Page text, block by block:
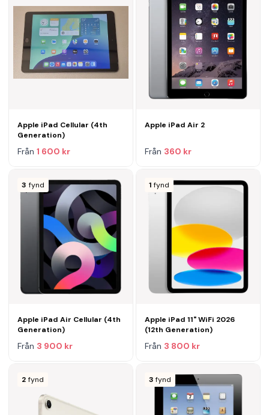
Apple iPad Cellular (4th
Generation)
Från 1 600 kr
Apple iPad Air 2
Från 360 kr
3 fynd
Apple iPad Air Cellular (4th
Generation)
Från 3 900 kr
1 fynd
Apple iPad 11" WiFi 2026
(12th Generation)
Från 3 800 kr
2 fynd 3 fynd